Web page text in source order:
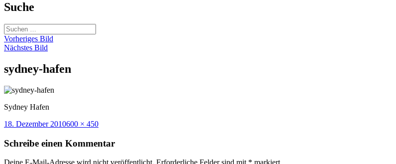
Suche
Suchen
nach:
Vorheriges Bild
Nächstes Bild
sydney-hafen
Sydney Hafen
Veröffentlicht
18. Dezember 2010Volle
600 × 450
Schreibe einen Kommentar